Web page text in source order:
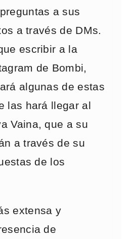
a sus
a través de DMs.
escribir a la
de Bombi,
algunas de estas
las hará llegar al
Vaina, que a su
a través de su
de los
extensa y
de